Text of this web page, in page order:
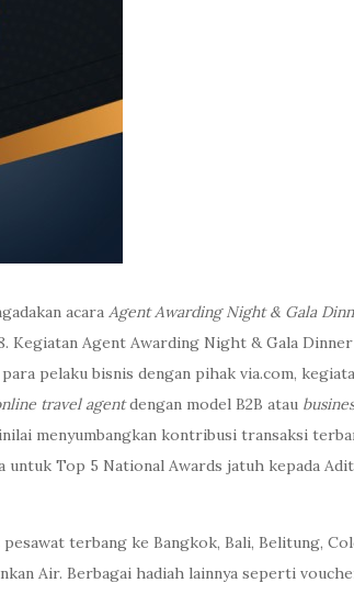
acara Agent Awarding Night & Gala
Kegiatan Agent Awarding Night & Gala Dinner
pelaku bisnis dengan pihak via.com,
travel agentdengan model B2B atau
menyumbangkan kontribusi transaksi
untuk Top 5 National Awards jatuh kepada
terbang ke Bangkok, Bali, Belitung,
Air. Berbagai hadiah lainnya seperti